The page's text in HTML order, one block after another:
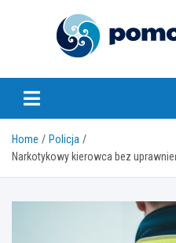
Home
Policja
Narkotykowy kierowca bez